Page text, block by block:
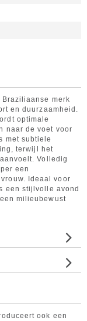
merk
en duurzaamheid.
optimale
naar de voet voor
met subtiele
terwijl het
Volledig
een
Ideaal voor
een stijlvolle avond
milieubewust
ook een